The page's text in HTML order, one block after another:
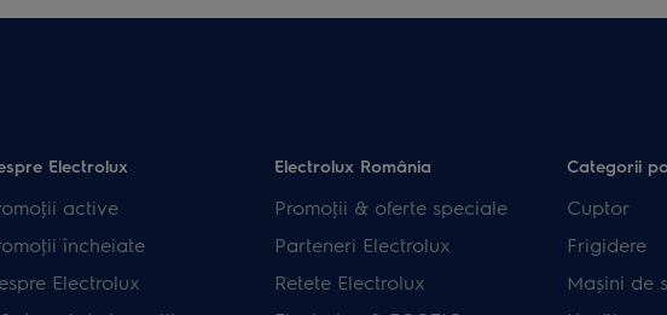
Electrolux
active
încheiate
Electrolux
Electrolux România
Promoţii & oferte speciale
Parteneri Electrolux
Retete Electrolux
Categorii
Cuptor
Frigidere
Mașini de